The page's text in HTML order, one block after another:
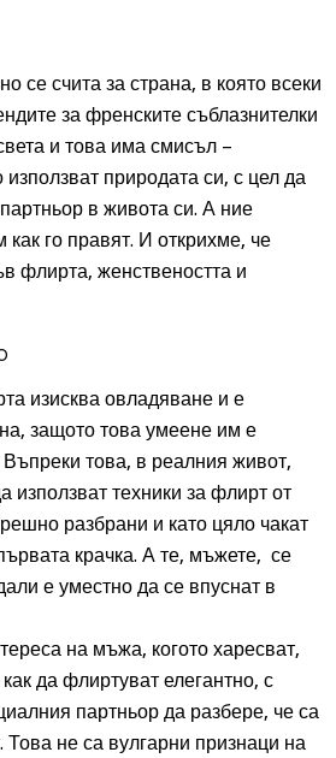
се счита за страна, в която всеки
за френските съблазнителки
и това има смисъл –
природата си, с цел да
в живота си. А ние
го правят. И открихме, че
флирта, женствеността и
изисква овладяване и е
защото това умеене им е
това, в реалния живот,
използват техники за флирт от
разбрани и като цяло чакат
крачка. А те, мъжете, се
е уместно да се впуснат в
на мъжа, когото харесват,
да флиртуват елегантно, с
партньор да разбере, че са
Това не са вулгарни признаци на